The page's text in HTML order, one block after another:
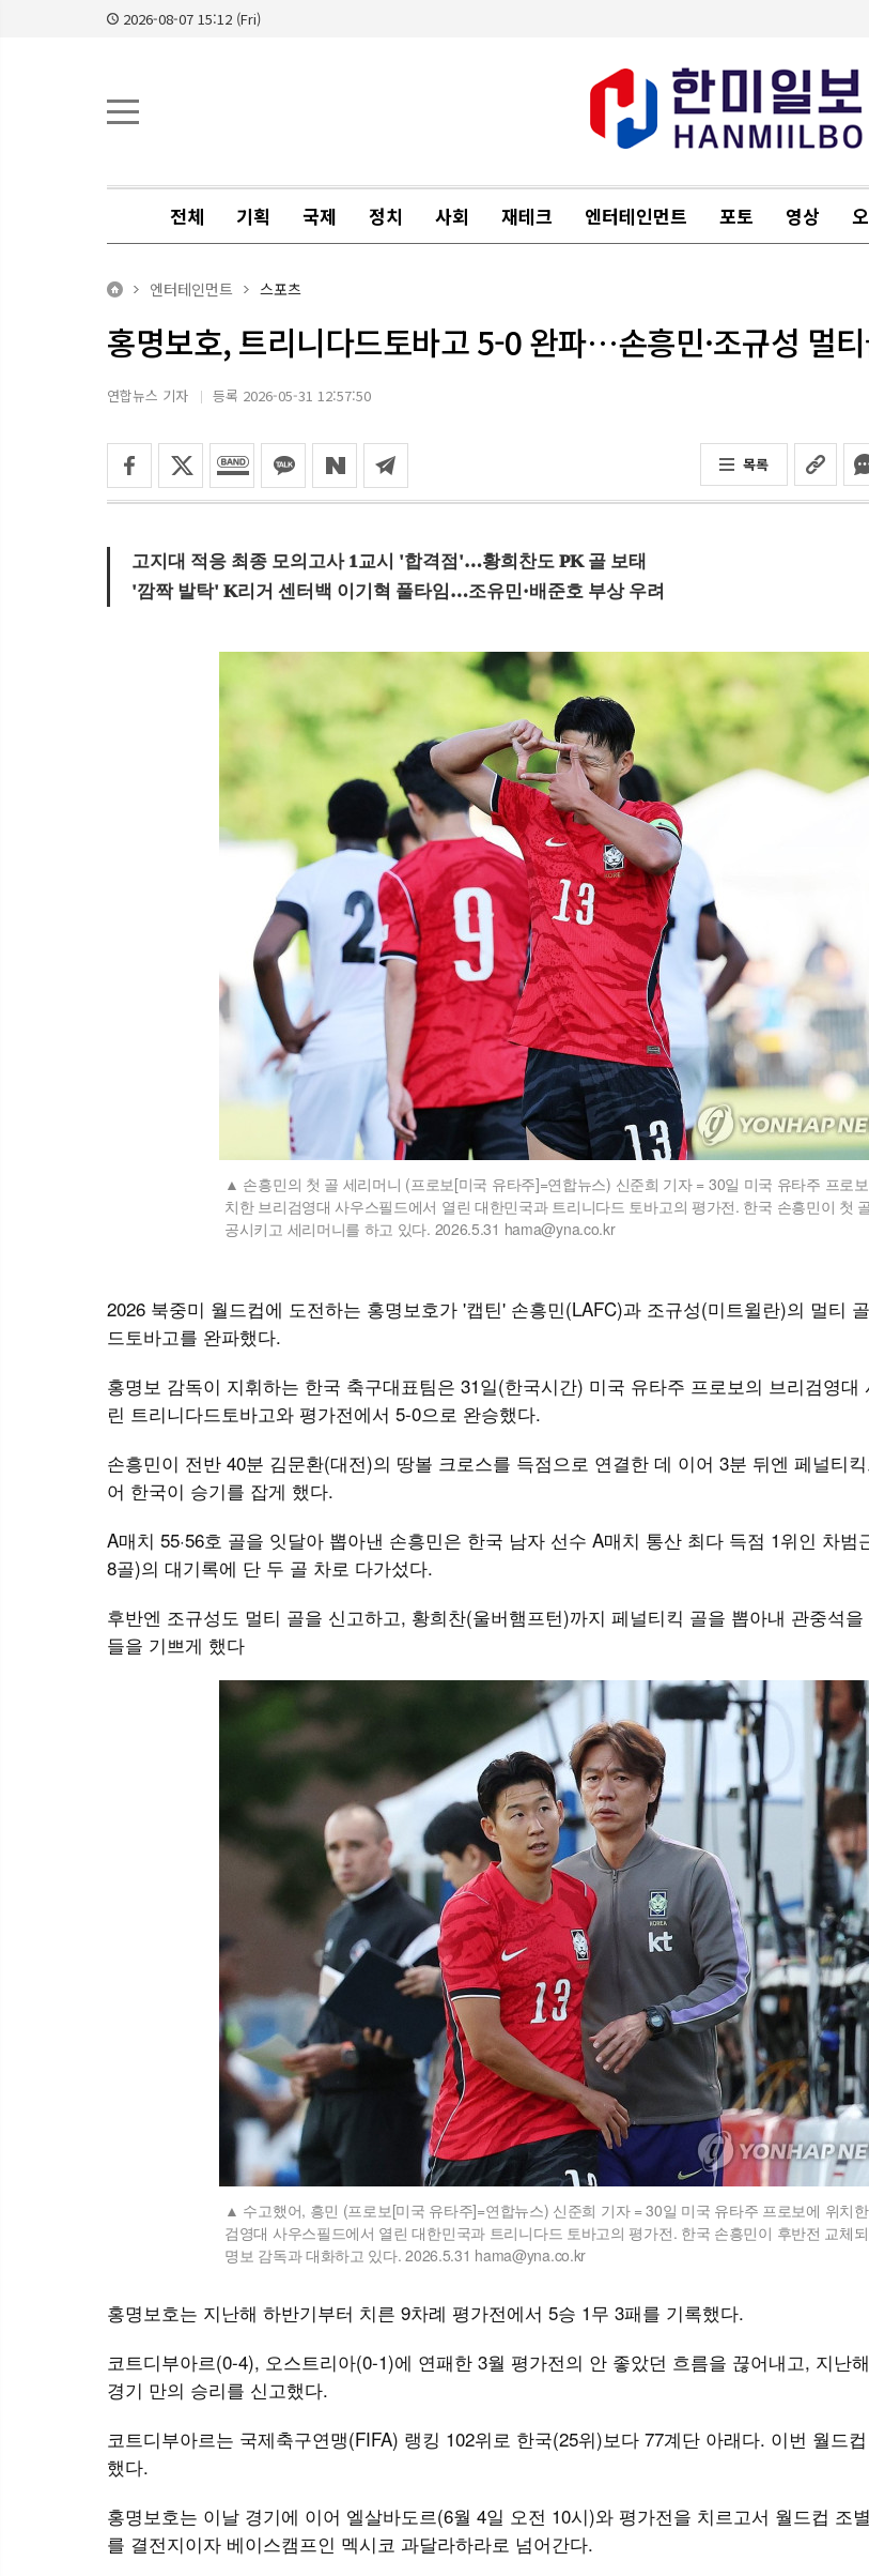
2026-08-07 15:12 (Fri)
전체 기획 국제 정치 사회 재테크 엔터테인먼트 포토 영상
엔터테인먼트 스포츠
홍명보호, 트리니다드토바고 5-0 완파…손흥민·조규성 멀
연합뉴스 기자 등록 2026-05-31 12:57:50
목록
고지대 적응 최종 모의고사 1교시 '합격점'…황희찬도 PK 골 보태
'깜짝 발탁' K리거 센터백 이기혁 풀타임…조유민·배준호 부상 우려
손흥민의 첫 골 세리머니 (프로보[미국 유타주]=연합뉴스) 신준희 기자 = 30일 미국 유타주 프로
치한 브리검영대 사우스필드에서 열린 대한민국과 트리니다드 토바고의 평가전. 한국 손흥민이 첫
공시키고 세리머니를 하고 있다. 2026.5.31 hama@yna.co.kr
2026 북중미 월드컵에 도전하는 홍명보호가 '캡틴' 손흥민(LAFC)과 조규성(미트윌란)의 멀티
드토바고를 완파했다.
홍명보 감독이 지휘하는 한국 축구대표팀은 31일(한국시간) 미국 유타주 프로보의 브리검영대
린 트리니다드토바고와 평가전에서 5-0으로 완승했다.
손흥민이 전반 40분 김문환(대전)의 땅볼 크로스를 득점으로 연결한 데 이어 3분 뒤엔 페널티
어 한국이 승기를 잡게 했다.
A매치 55·56호 골을 잇달아 뽑아낸 손흥민은 한국 남자 선수 A매치 통산 최다 득점 1위인 차범
8골)의 대기록에 단 두 골 차로 다가섰다.
후반엔 조규성도 멀티 골을 신고하고, 황희찬(울버햄프턴)까지 페널티킥 골을 뽑아내 관중석
들을 기쁘게 했다
수고했어, 흥민 (프로보[미국 유타주]=연합뉴스) 신준희 기자 = 30일 미국 유타주 프로보에 위치
검영대 사우스필드에서 열린 대한민국과 트리니다드 토바고의 평가전. 한국 손흥민이 후반전 교체
명보 감독과 대화하고 있다. 2026.5.31 hama@yna.co.kr
홍명보호는 지난해 하반기부터 치른 9차례 평가전에서 5승 1무 3패를 기록했다.
코트디부아르(0-4), 오스트리아(0-1)에 연패한 3월 평가전의 안 좋았던 흐름을 끊어내고, 지난
경기 만의 승리를 신고했다.
코트디부아르는 국제축구연맹(FIFA) 랭킹 102위로 한국(25위)보다 77계단 아래다. 이번 월드
했다.
홍명보호는 이날 경기에 이어 엘살바도르(6월 4일 오전 10시)와 평가전을 치르고서 월드컵 조
를 결전지이자 베이스캠프인 멕시코 과달라하라로 넘어간다.